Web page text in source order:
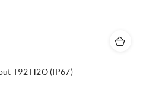
T92 H2O (IP67)